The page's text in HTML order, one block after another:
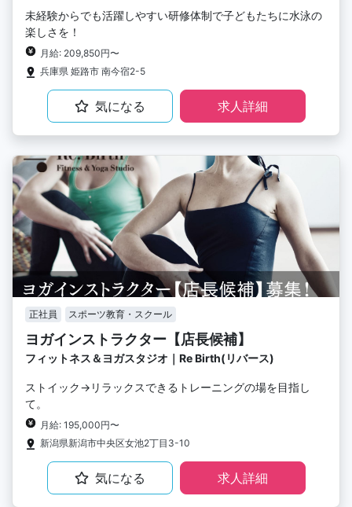
未経験からでも活躍しやすい研修体制で子どもたちに水泳の
楽しさを！
月給: 209,850円〜
兵庫県 姫路市 南今宿2-5
気になる 求人詳細
正社員 スポーツ教育・スクール
ヨガインストラクター【店長候補】
フィットネス＆ヨガスタジオ｜Re Birth(リバース)
ストイック→リラックスできるトレーニングの場を目指し
て。
月給: 195,000円〜
新潟県新潟市中央区女池2丁目3-10
気になる 求人詳細